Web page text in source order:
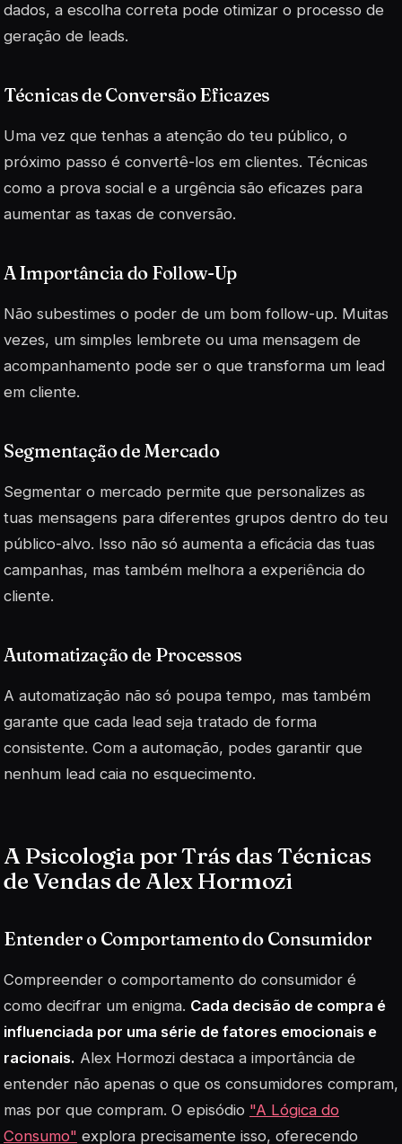
dados, a escolha correta pode otimizar o processo de
geração de leads.
Técnicas de Conversão Eficazes
Uma vez que tenhas a atenção do teu público, o
próximo passo é convertê-los em clientes. Técnicas
como a prova social e a urgência são eficazes para
aumentar as taxas de conversão.
A Importância do Follow-Up
Não subestimes o poder de um bom follow-up. Muitas
vezes, um simples lembrete ou uma mensagem de
acompanhamento pode ser o que transforma um lead
em cliente.
Segmentação de Mercado
Segmentar o mercado permite que personalizes as
tuas mensagens para diferentes grupos dentro do teu
público-alvo. Isso não só aumenta a eficácia das tuas
campanhas, mas também melhora a experiência do
cliente.
Automatização de Processos
A automatização não só poupa tempo, mas também
garante que cada lead seja tratado de forma
consistente. Com a automação, podes garantir que
nenhum lead caia no esquecimento.
A Psicologia por Trás das Técnicas
de Vendas de Alex Hormozi
Entender o Comportamento do Consumidor
Compreender o comportamento do consumidor é
como decifrar um enigma. Cada decisão de compra é
influenciada por uma série de fatores emocionais e
racionais. Alex Hormozi destaca a importância de
entender não apenas o que os consumidores compram,
mas por que compram. O episódio "A Lógica do
Consumo" explora precisamente isso, oferecendo